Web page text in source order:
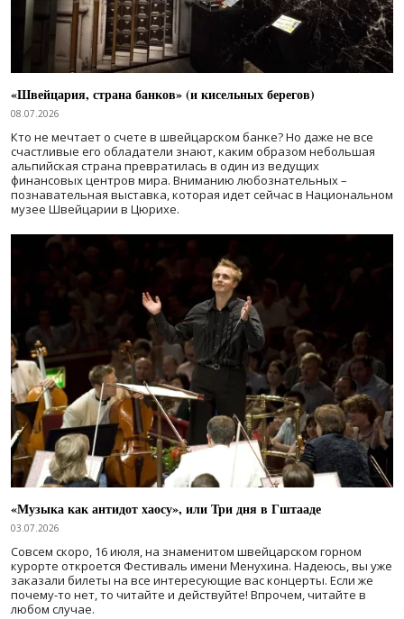
«Швейцария, страна банков» (и кисельных берегов)
08.07.2026
Кто не мечтает о счете в швейцарском банке? Но даже не все
счастливые его обладатели знают, каким образом небольшая
альпийская страна превратилась в один из ведущих
финансовых центров мира. Вниманию любознательных –
познавательная выставка, которая идет сейчас в Национальном
музее Швейцарии в Цюрихе.
«Музыка как антидот хаосу», или Три дня в Гштааде
03.07.2026
Совсем скоро, 16 июля, на знаменитом швейцарском горном
курорте откроется Фестиваль имени Менухина. Надеюсь, вы уже
заказали билеты на все интересующие вас концерты. Если же
почему-то нет, то читайте и действуйте! Впрочем, читайте в
любом случае.